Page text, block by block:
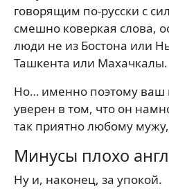
говорящим по-русски с
смешно коверкая слова,
люди не из Бостона или
Ташкента или Махачкалы.
Но… именно поэтому ваш
уверен в том, что он
так приятно любому
Минусы плохо
Ну и, наконец, за упокой.